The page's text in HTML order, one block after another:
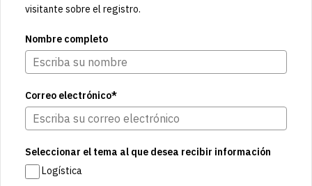
visitante sobre el registro.
Nombre completo
Correo electrónico*
Seleccionar el tema al que desea recibir información
Logística